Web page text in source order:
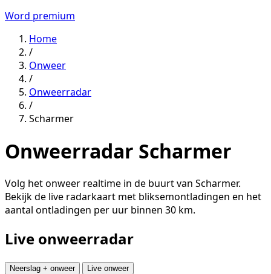
Word premium
Home
/
Onweer
/
Onweerradar
/
Scharmer
Onweerradar Scharmer
Volg het onweer realtime in de buurt van Scharmer.
Bekijk de live radarkaart met bliksemontladingen en het
aantal ontladingen per uur binnen 30 km.
Live onweerradar
Neerslag + onweer Live onweer